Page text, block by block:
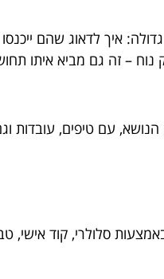
איך לדאוג שהם
נוח – זה גם מביא איתו
עם טיפים, עובדות
סלולרי, קוד אישי,